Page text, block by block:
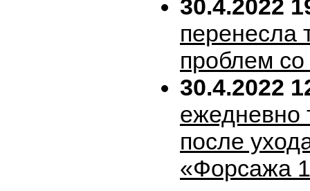
30.4.2022
перенесла
проблем
30.4.2022
ежедневно
после
«Форсажа